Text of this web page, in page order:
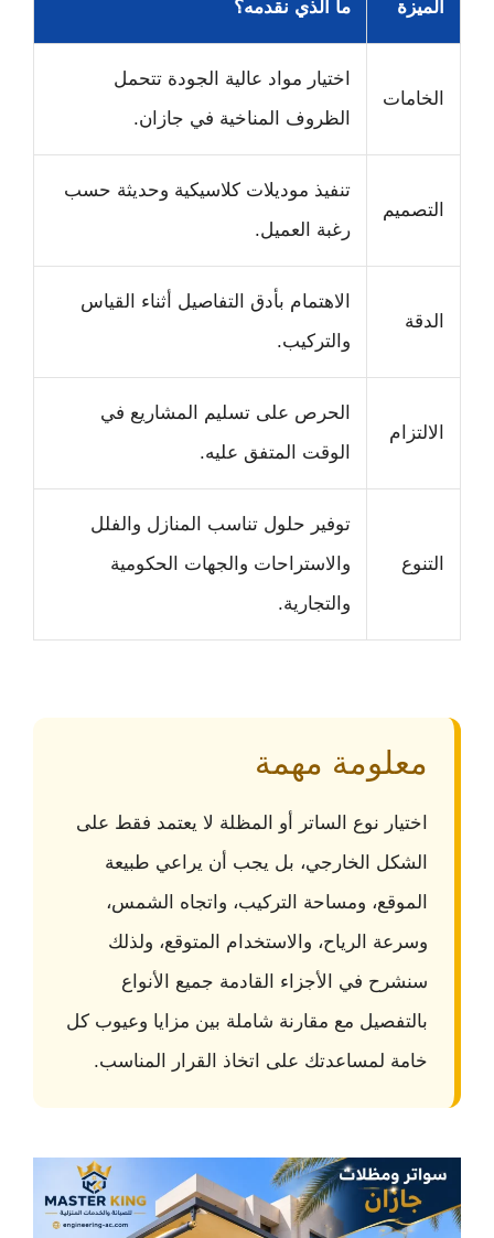
الميزة ما الذي نقدمه؟
الخامات
اختيار مواد عالية الجودة تتحمل
الظروف المناخية في جازان.
التصميم
تنفيذ موديلات كلاسيكية وحديثة حسب
رغبة العميل.
الدقة
الاهتمام بأدق التفاصيل أثناء القياس
والتركيب.
الالتزام
الحرص على تسليم المشاريع في
الوقت المتفق عليه.
التنوع
توفير حلول تناسب المنازل والفلل
والاستراحات والجهات الحكومية
والتجارية.
معلومة مهمة
اختيار نوع الساتر أو المظلة لا يعتمد فقط على
الشكل الخارجي، بل يجب أن يراعي طبيعة
الموقع، ومساحة التركيب، واتجاه الشمس،
وسرعة الرياح، والاستخدام المتوقع، ولذلك
سنشرح في الأجزاء القادمة جميع الأنواع
بالتفصيل مع مقارنة شاملة بين مزايا وعيوب كل
خامة لمساعدتك على اتخاذ القرار المناسب.